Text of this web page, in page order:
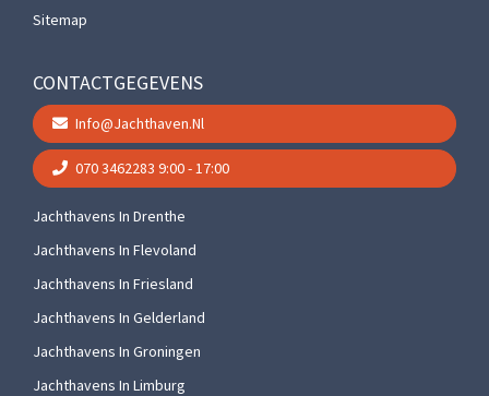
Sitemap
CONTACTGEGEVENS
Info@jachthaven.nl
070 3462283 9:00 - 17:00
Jachthavens In Drenthe
Jachthavens In Flevoland
Jachthavens In Friesland
Jachthavens In Gelderland
Jachthavens In Groningen
Jachthavens In Limburg